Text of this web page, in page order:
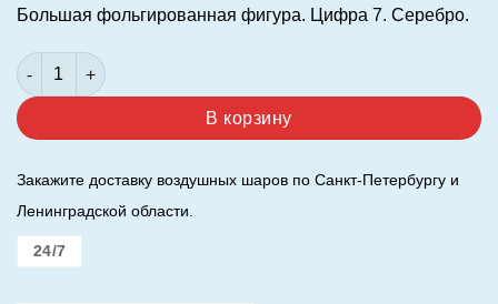
составляла1050,00 ₽.
Большая фольгированная фигура. Цифра 7. Серебро.
Количество товара Шар (40"/102 см.) Цифра 7. Серебро.
В корзину
Закажите доставку воздушных шаров по Санкт-Петербургу и
Ленинградской области.
24/7